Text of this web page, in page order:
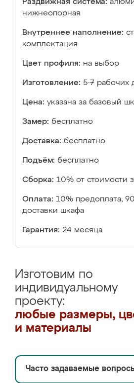
Раздвижная система:
нижнеопорная
Внутреннее наполнение:
комплектация
Цвет профиля: на выбор
Изготовление: 5-7 рабочих
Цена: указана за базовый
Замер: бесплатно
Доставка: бесплатно
Подъём: бесплатно
Сборка: 10% от стоимости
Оплата: 10% предоплата,
доставки шкафа
Гарантия: 24 месяца
Изготовим по
индивидуальному
проекту:
любые размеры,
и материалы
Часто задаваемые